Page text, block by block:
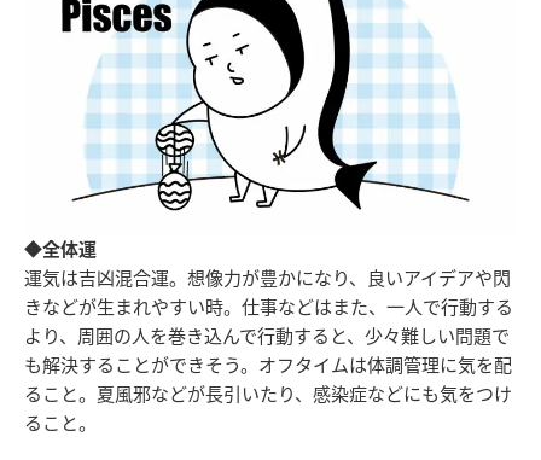
◆全体運
運気は吉凶混合運。想像力が豊かになり、良いアイデアや閃
きなどが生まれやすい時。仕事などはまた、一人で行動する
より、周囲の人を巻き込んで行動すると、少々難しい問題で
も解決することができそう。オフタイムは体調管理に気を配
ること。夏風邪などが長引いたり、感染症などにも気をつけ
ること。